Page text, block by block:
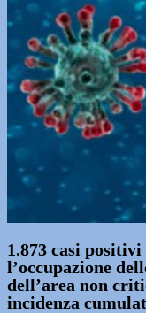
1.873 casi
l’occupazione
dell’area non
incidenza